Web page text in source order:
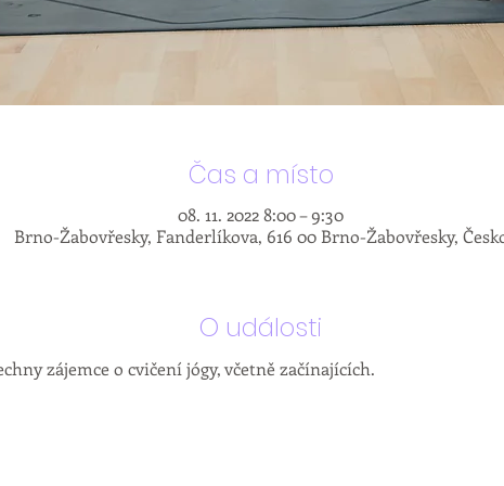
Čas a místo
08. 11. 2022 8:00 – 9:30
Brno-Žabovřesky, Fanderlíkova, 616 00 Brno-Žabovřesky,
O události
zájemce o cvičení jógy, včetně začínajících.